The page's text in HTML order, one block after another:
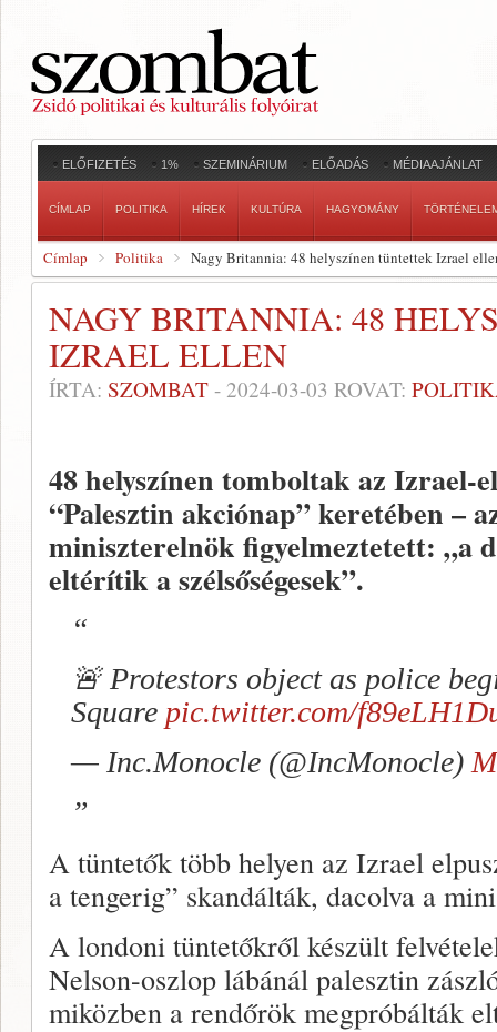
ELŐFIZETÉS 1% SZEMINÁRIUM ELŐADÁS MÉDIAAJÁNLAT
CÍMLAP POLITIKA HÍREK KULTÚRA HAGYOMÁNY
Címlap Politika Nagy Britannia: 48 helyszínen tüntettek Izrael
NAGY BRITANNIA: 48
IZRAEL ELLEN
ÍRTA: SZOMBAT - 2024-03-03 ROVAT:
48 helyszínen tomboltak az Izrael-
“Palesztin akciónap” keretében –
miniszterelnök figyelmeztetett: „a
eltérítik a szélsőségesek”.
🚨 Protestors object as police
Square pic.twitter.com/
— Inc.Monocle (@IncMonocle)
A tüntetők több helyen az Izrael
a tengerig” skandálták, dacolva a
A londoni tüntetőkről készült
Nelson-oszlop lábánál palesztin
miközben a rendőrök megpróbálták